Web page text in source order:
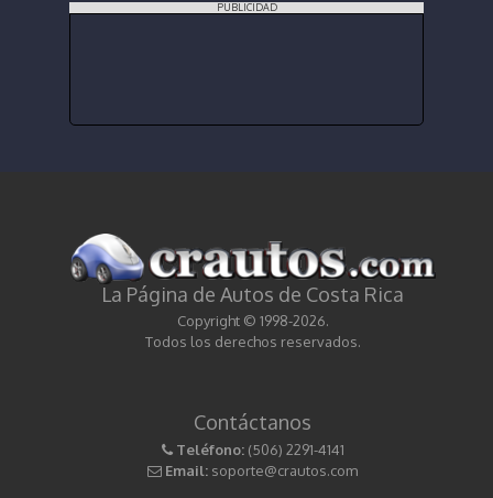
PUBLICIDAD
La Página de Autos de Costa Rica
Copyright © 1998-2026.
Todos los derechos reservados.
Contáctanos
Teléfono: (506) 2291-4141
Email: soporte@crautos.com